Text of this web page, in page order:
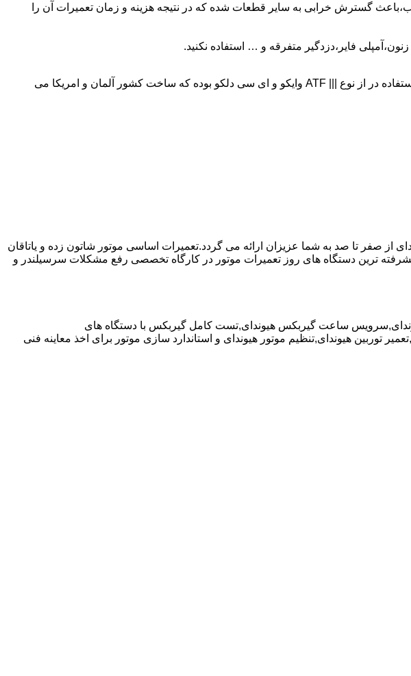
گسترش خرابی به سایر قطعات شده که در نتیجه هزینه و زمان تعمیرات آن را
فایر،دزدگیر متفرقه و … استفاده نکنید.
موارد دیگر به صورت مفصل در مقاله نحوه استفاده صحیح از گیربکس اتوماتیک توضیح داده شده است.روغن مورد استفاده در از نوع ||| ATF وایکو و ای سی دلکو بوده که ساخت کشور آلمان و امریکا می
از صفر تا صد به شما عزیزان ارائه می گردد.تعمیرات اساسی موتور شاتون زده و یاتاقان
ترین دستگاه های روز تعمیرات موتور در کارگاه تخصصی رفع مشکلات سرسیلندر و
ساعت گیربکس هیوندای,تست کامل گیربکس با دستگاه های
هیوندای,تنظیم موتور هیوندای و استاندارد سازی موتور برای اخذ معاینه فنی